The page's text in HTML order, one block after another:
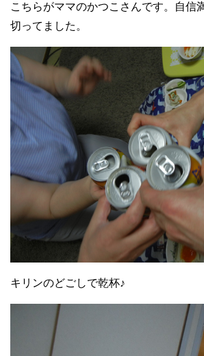
こちらがママのかつこさんです。自信
切ってました。
キリンのどごしで乾杯♪